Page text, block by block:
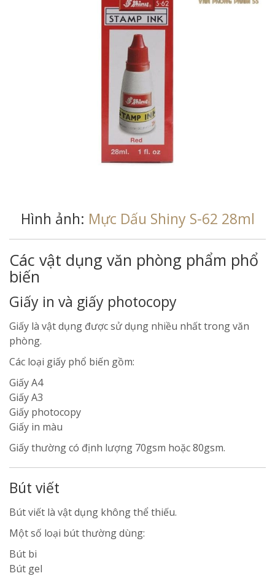
Hình ảnh: Mực Dấu Shiny S-62 28ml
Các vật dụng văn phòng phẩm phổ
biến
Giấy in và giấy photocopy
Giấy là vật dụng được sử dụng nhiều nhất trong văn
phòng.
Các loại giấy phổ biến gồm:
Giấy A4
Giấy A3
Giấy photocopy
Giấy in màu
Giấy thường có định lượng 70gsm hoặc 80gsm.
Bút viết
Bút viết là vật dụng không thể thiếu.
Một số loại bút thường dùng:
Bút bi
Bút gel